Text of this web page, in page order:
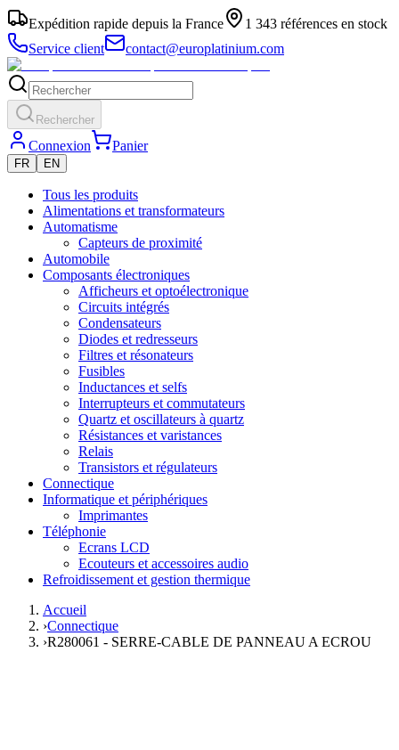
Expédition rapide depuis la France
1 343 références en stock
Service client
contact@europlatinium.com
Rechercher
Connexion Panier
FR EN
Tous les produits
Alimentations et transformateurs
Automatisme
Capteurs de proximité
Automobile
Composants électroniques
Afficheurs et optoélectronique
Circuits intégrés
Condensateurs
Diodes et redresseurs
Filtres et résonateurs
Fusibles
Inductances et selfs
Interrupteurs et commutateurs
Quartz et oscillateurs à quartz
Résistances et varistances
Relais
Transistors et régulateurs
Connectique
Informatique et périphériques
Imprimantes
Téléphonie
Ecrans LCD
Ecouteurs et accessoires audio
Refroidissement et gestion thermique
Accueil
›Connectique
›R280061 - SERRE-CABLE DE PANNEAU A ECROU